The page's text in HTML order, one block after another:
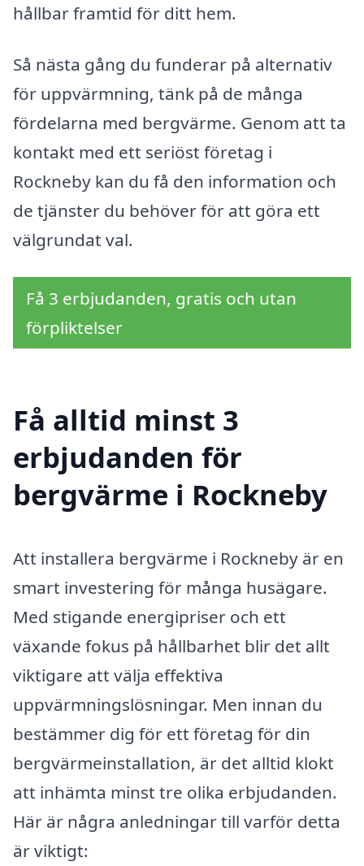
hållbar framtid för ditt hem.
Så nästa gång du funderar på alternativ
för uppvärmning, tänk på de många
fördelarna med bergvärme. Genom att ta
kontakt med ett seriöst företag i
Rockneby kan du få den information och
de tjänster du behöver för att göra ett
välgrundat val.
Få 3 erbjudanden, gratis och utan
förpliktelser
Få alltid minst 3
erbjudanden för
bergvärme i Rockneby
Att installera bergvärme i Rockneby är en
smart investering för många husägare.
Med stigande energipriser och ett
växande fokus på hållbarhet blir det allt
viktigare att välja effektiva
uppvärmningslösningar. Men innan du
bestämmer dig för ett företag för din
bergvärmeinstallation, är det alltid klokt
att inhämta minst tre olika erbjudanden.
Här är några anledningar till varför detta
är viktigt: